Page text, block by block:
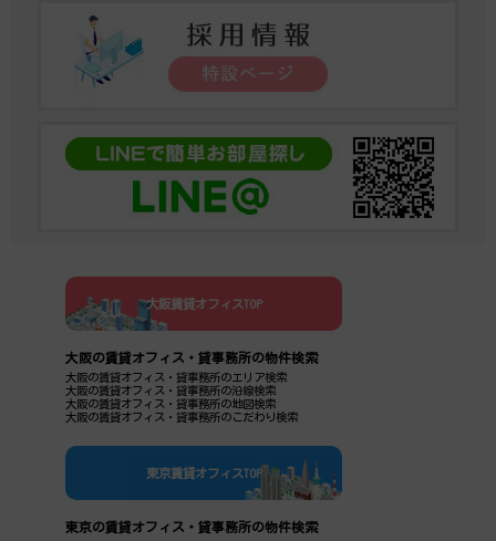
大阪賃貸オフィスTOP
大阪の賃貸オフィス・貸事務所の物件検索
大阪の賃貸オフィス・貸事務所のエリア検索
大阪の賃貸オフィス・貸事務所の沿線検索
大阪の賃貸オフィス・貸事務所の地図検索
大阪の賃貸オフィス・貸事務所のこだわり検索
東京賃貸オフィスTOP
東京の賃貸オフィス・貸事務所の物件検索